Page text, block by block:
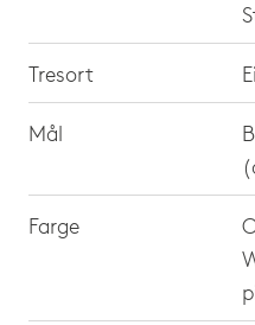
Tresort
Mål
Farge